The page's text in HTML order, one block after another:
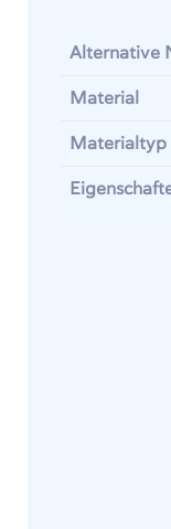
Alternative
Material
Materialtyp